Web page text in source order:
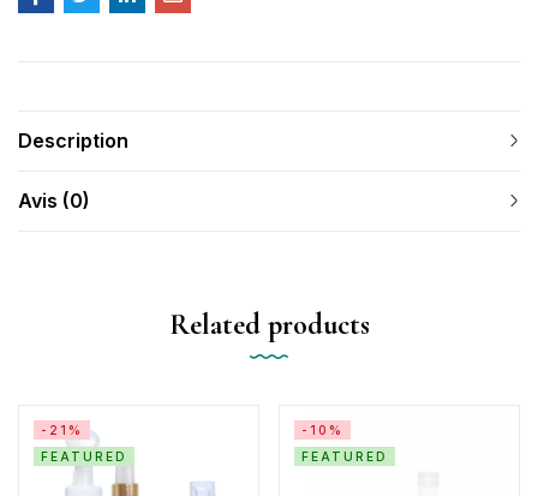
Description
Avis (0)
Related products
-21%
FEATURED
-10%
FEATURED